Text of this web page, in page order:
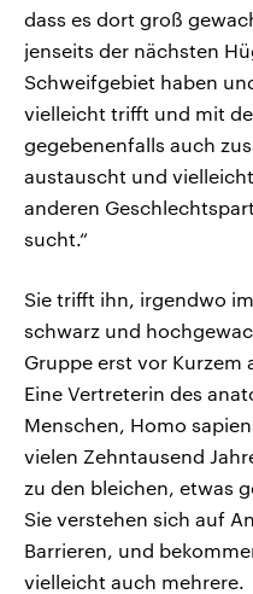
dass es dort groß
jenseits der nächsten
Schweifgebiet haben
vielleicht trifft und mit
gegebenenfalls auch
austauscht und
anderen
sucht.“
Sie trifft ihn, irgendwo
schwarz und
Gruppe erst vor Kurzem
Eine Vertreterin des
Menschen, Homo
vielen Zehntausend
zu den bleichen, etwas
Sie verstehen sich auf
Barrieren, und
vielleicht auch mehrere.